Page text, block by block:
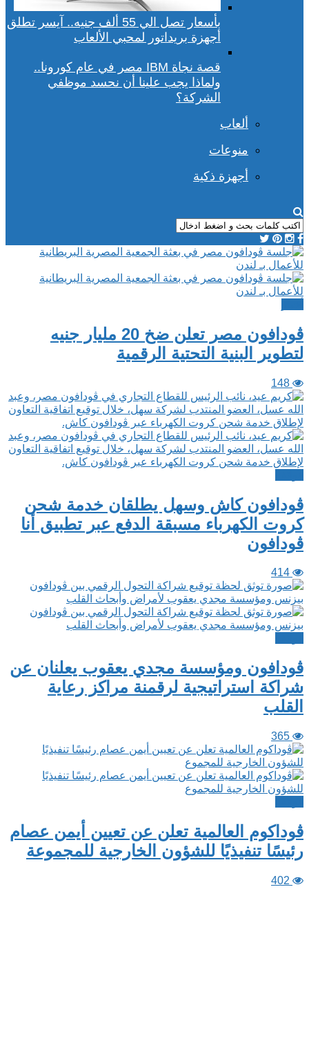
بأسعار تصل الي 55 ألف جنيه.. آيسر تطلق
أجهزة بريداتور لمحبي الألعاب
قصة نجاة IBM مصر في عام كورونا..
ولماذا يجب علينا أن نحسد موظفي
الشركة؟
ألعاب
منوعات
أجهزة ذكية
ڤودافون مصر تعلن ضخ 20 مليار جنيه
لتطوير البنية التحتية الرقمية
148
ڤودافون كاش وسهل يطلقان خدمة شحن
كروت الكهرباء مسبقة الدفع عبر تطبيق أنا
ڤودافون
414
ڤودافون ومؤسسة مجدي يعقوب يعلنان عن
شراكة استراتيجية لرقمنة مراكز رعاية
القلب
365
ڤوداكوم العالمية تعلن عن تعيين أيمن عصام
رئيسًا تنفيذيًا للشؤون الخارجية للمجموعة
402